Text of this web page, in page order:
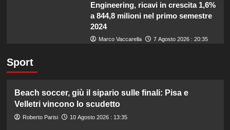
Engineering, ricavi in crescita 1,6%
a 844,8 milioni nel primo semestre
2024
Marco Vaccarella 7 Agosto 2026 : 20:35
Sport
Beach soccer, giù il sipario sulle finali: Pisa e
Velletri vincono lo scudetto
Roberto Parisi 10 Agosto 2026 : 13:35